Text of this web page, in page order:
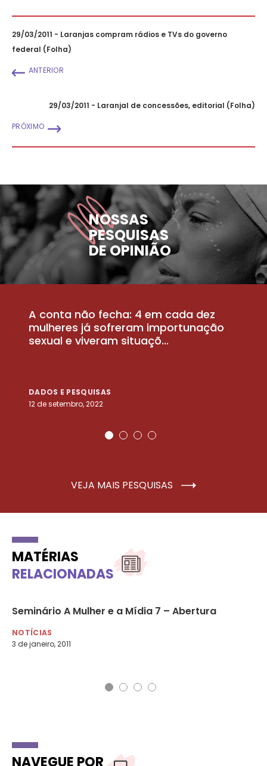
29/03/2011 - Laranjas compram rádios e TVs do governo
federal (Folha)
ANTERIOR
29/03/2011 - Laranjal de concessões, editorial (Folha)
PRÓXIMO
NOSSAS
PESQUISAS
DE OPINIÃO
A conta não fecha: 4 em cada dez
mulheres já sofreram importunação
sexual e viveram situaçõ...
DADOS E PESQUISAS
12 de setembro, 2022
VEJA MAIS PESQUISAS
MATÉRIAS
RELACIONADAS
Seminário A Mulher e a Mídia 7 – Abertura
NOTÍCIAS
3 de janeiro, 2011
NAVEGUE POR